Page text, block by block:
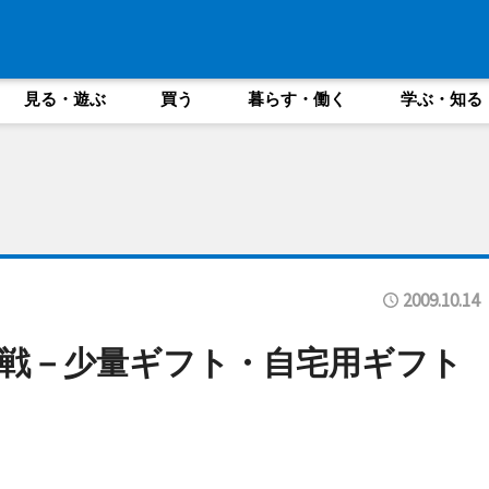
見る・遊ぶ 買う 暮らす・働く 学ぶ・知る
2009.10.14
－少量ギフト・自宅用ギフト